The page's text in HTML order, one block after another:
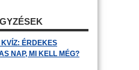
ÉRDEKES
NAP, MI KELL MÉG?